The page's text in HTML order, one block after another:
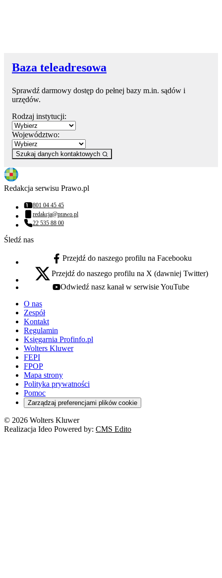
Baza teleadresowa
Sprawdź darmowy dostęp do pełnej bazy m.in. sądów i
urzędów.
Rodzaj instytucji:
Województwo:
Szukaj danych kontaktowych
Redakcja serwisu Prawo.pl
Numer telefonu:
801 04 45 45
Adres email:
redakcja@prawo.pl
Numer telefonu:
22 535 88 00
Śledź nas
facebook - otwiera się w nowej karcie
Przejdź do naszego profilu na Facebooku
x - otwiera się w nowej karcie
Przejdź do naszego profilu na X (dawniej Twitter)
youtube - otwiera się w nowej karcie
Odwiedź nasz kanał w serwisie YouTube
O nas
Zespół
Kontakt
Regulamin
Księgarnia Profinfo.pl
Wolters Kluwer
FEPI
FPOP
Mapa strony
Polityka prywatności
Pomoc
Zarządzaj preferencjami plików cookie
© 2026 Wolters Kluwer
Realizacja Ideo Powered by: CMS Edito